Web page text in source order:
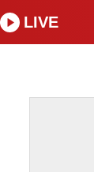
LIVE